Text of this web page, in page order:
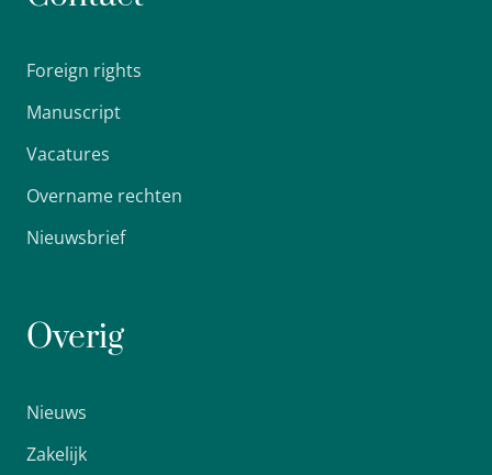
Foreign rights
Manuscript
Vacatures
Overname rechten
Nieuwsbrief
Overig
Nieuws
Zakelijk